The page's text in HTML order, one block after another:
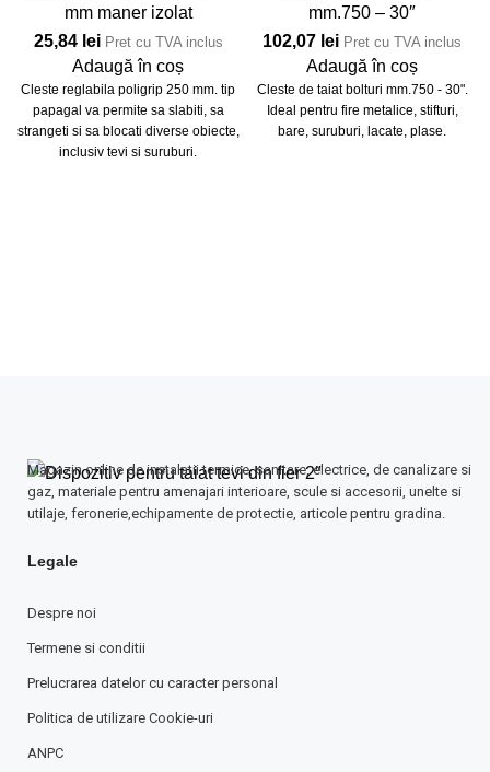
mm maner izolat
25,84 lei Pret cu TVA inclus
Adaugă în coș
Cleste reglabila poligrip 250 mm. tip
papagal va permite sa slabiti, sa
strangeti si sa blocati diverse obiecte,
inclusiv tevi si suruburi.
mm.750 – 30″
102,07 lei Pret cu TVA inclus
Adaugă în coș
Cleste de taiat bolturi mm.750 - 30".
Ideal pentru fire metalice, stifturi,
bare, suruburi, lacate, plase.
Magazin online de instalatii termice, sanitare, electrice, de canalizare si
gaz, materiale pentru amenajari interioare, scule si accesorii, unelte si
utilaje, feronerie,echipamente de protectie, articole pentru gradina.
Legale
Despre noi
Termene si conditii
Prelucrarea datelor cu caracter personal
Politica de utilizare Cookie-uri
ANPC